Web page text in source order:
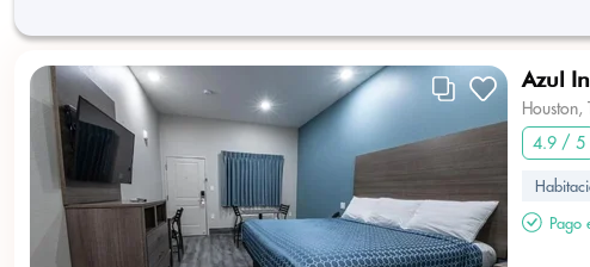
Azul
Houston,
4.9 / 5
Pago